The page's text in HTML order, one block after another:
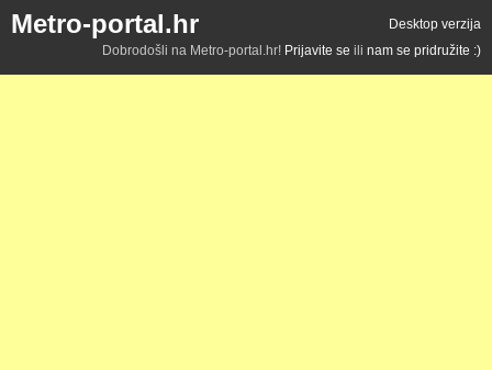
Metro-portal.hr
Desktop verzija
Dobrodošli na Metro-portal.hr! Prijavite se ili nam se pridružite :)